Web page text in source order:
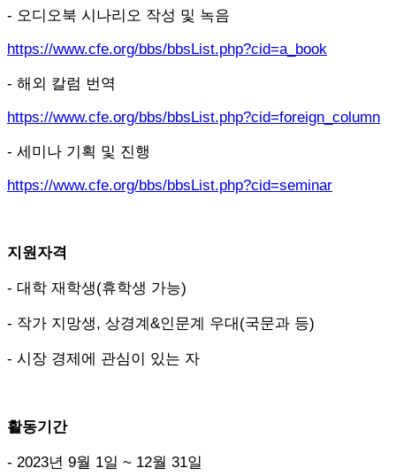
- 오디오북 시나리오 작성 및 녹음
https://www.cfe.org/bbs/bbsList.php?cid=a_book
- 해외 칼럼 번역
https://www.cfe.org/bbs/bbsList.php?cid=foreign_column
- 세미나 기획 및 진행
https://www.cfe.org/bbs/bbsList.php?cid=seminar
지원자격
- 대학 재학생(휴학생 가능)
- 작가 지망생, 상경계&인문계 우대(국문과 등)
- 시장 경제에 관심이 있는 자
활동기간
- 2023년 9월 1일 ~ 12월 31일